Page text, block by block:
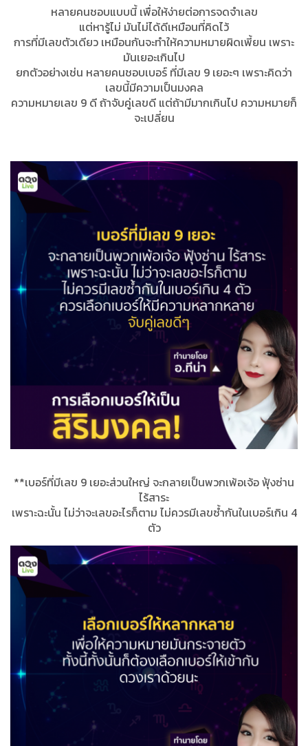
หลายคนชอบแบบนี้ เพื่อให้ง่ายต่อการจดจำเลข
แต่หารู้ไม่ มันไม่ได้ดีเหมือนที่คิดไว้
การที่มีเลขตัวเดียว เหมือนกันจะทำให้ความหมายผิดเพี้ยน เพราะ
มันเยอะเกินไป
ยกตัวอย่างเช่น หลายคนชอบเบอร์ ที่มีเลข 9 เยอะๆ เพราะคิดว่า
เลขนี้มีความเป็นมงคล
ความหมายเลข 9 ดี ถ้าจับคู่เลขดี แต่ถ้ามีมากเกินไป ความหมายก็
จะเปลี่ยน
**เบอร์ที่มีเลข 9 เยอะส่วนใหญ่ จะกลายเป็นพวกเพ้อเจ้อ ฟุ้งซ่าน
ไร้สาระ
เพราะฉะนั้น ไม่ว่าจะเลขอะไรก็ตาม ไม่ควรมีเลขซ้ำกันในเบอร์เกิน 4
ตัว